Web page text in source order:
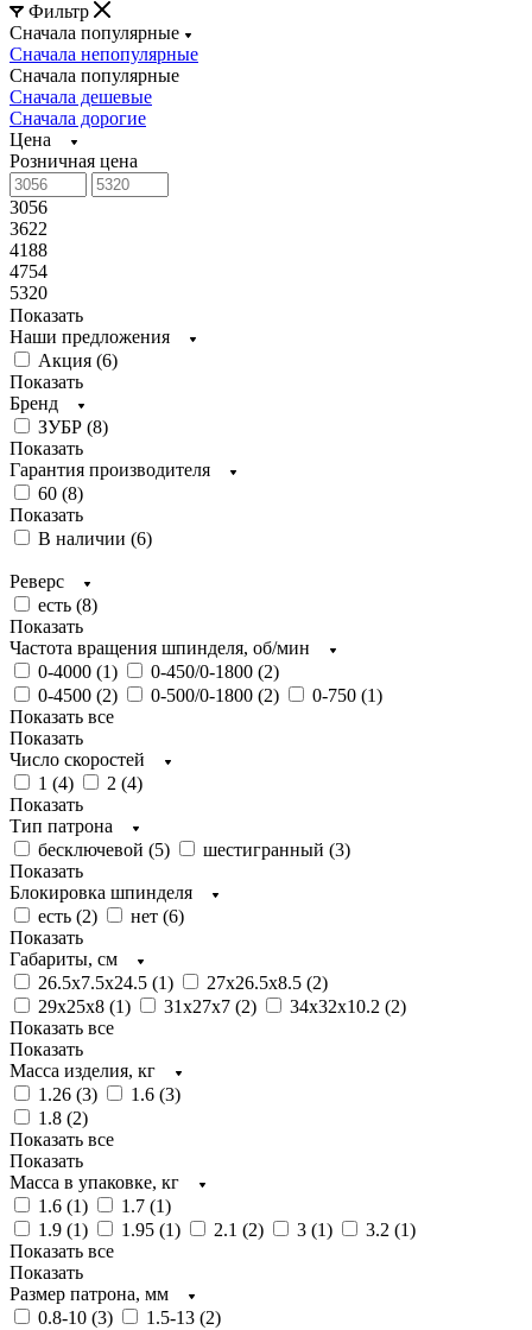
Фильтр
Сначала популярные
Сначала непопулярные
Сначала популярные
Сначала дешевые
Сначала дорогие
Цена
Розничная цена
3056
3622
4188
4754
5320
Показать
Наши предложения
Акция (6)
Показать
Бренд
ЗУБР (8)
Показать
Гарантия производителя
60 (8)
Показать
В наличии (6)
Реверс
есть (8)
Показать
Частота вращения шпинделя, об/мин
0-4000 (1) 0-450/0-1800 (2)
0-4500 (2) 0-500/0-1800 (2) 0-750 (1)
Показать все
Показать
Число скоростей
1 (4) 2 (4)
Показать
Тип патрона
бесключевой (5) шестигранный (3)
Показать
Блокировка шпинделя
есть (2) нет (6)
Показать
Габариты, см
26.5x7.5x24.5 (1) 27x26.5x8.5 (2)
29x25x8 (1) 31x27x7 (2) 34x32x10.2 (2)
Показать все
Показать
Масса изделия, кг
1.26 (3) 1.6 (3)
1.8 (2)
Показать все
Показать
Масса в упаковке, кг
1.6 (1) 1.7 (1)
1.9 (1) 1.95 (1) 2.1 (2) 3 (1) 3.2 (1)
Показать все
Показать
Размер патрона, мм
0.8-10 (3) 1.5-13 (2)